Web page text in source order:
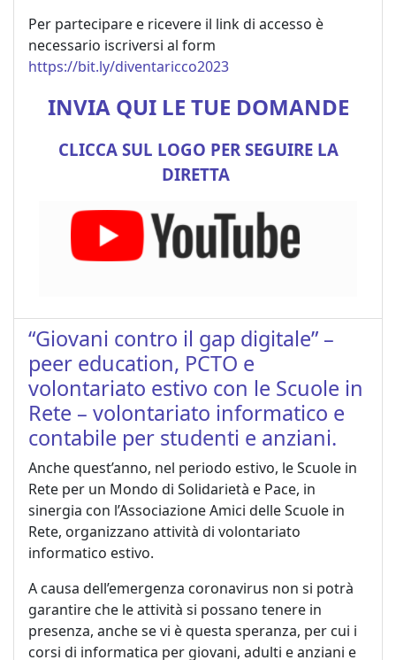
Per partecipare e ricevere il link di accesso è
necessario iscriversi al form
https://bit.ly/diventaricco2023
INVIA QUI LE TUE DOMANDE
CLICCA SUL LOGO PER SEGUIRE LA
DIRETTA
“Giovani contro il gap digitale” –
peer education, PCTO e
volontariato estivo con le Scuole in
Rete – volontariato informatico e
contabile per studenti e anziani.
Anche quest’anno, nel periodo estivo, le Scuole in
Rete per un Mondo di Solidarietà e Pace, in
sinergia con l’Associazione Amici delle Scuole in
Rete, organizzano attività di volontariato
informatico estivo.
A causa dell’emergenza coronavirus non si potrà
garantire che le attività si possano tenere in
presenza, anche se vi è questa speranza, per cui i
corsi di informatica per giovani, adulti e anziani e